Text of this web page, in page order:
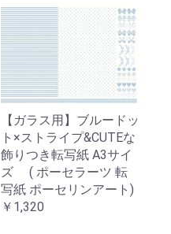
【ガラス用】ブルードッ
ト×ストライプ&CUTEな
飾りつき転写紙 A3サイ
ズ ( ポーセラーツ 転
写紙 ポーセリンアート)
￥1,320